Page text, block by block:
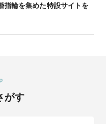
グを多数ご用意していま
ご来店下さい。※サイズに
輪を集めた特設サイトを
がす